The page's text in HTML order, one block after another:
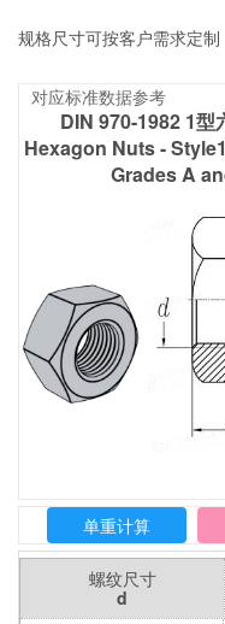
规格尺寸可按客户需求定制
对应标准数据参考
DIN 970-1982 1
Hexagon Nuts -
Grades A
单重计算
螺纹尺寸
d